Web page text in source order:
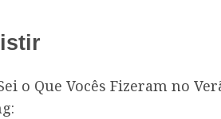
o Que Vocês Fizeram no